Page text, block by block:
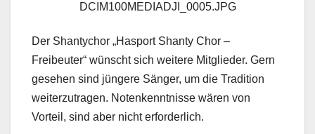
DCIM100MEDIADJI_0005.JPG
Der Shantychor „Hasport Shanty Chor –
Freibeuter“ wünscht sich weitere Mitglieder. Gern
gesehen sind jüngere Sänger, um die Tradition
weiterzutragen. Notenkenntnisse wären von
Vorteil, sind aber nicht erforderlich.